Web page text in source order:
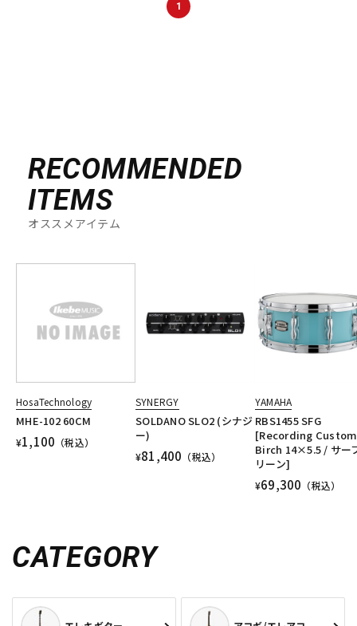
1
RECOMMENDED
ITEMS
オススメアイテム
HosaTechnology
MHE-102 60CM
¥1,100 （税込）
SYNERGY
SOLDANO SLO2 (シナジ
ー)
¥81,400 （税込）
YAMAHA
RBS1455 SFG
[Recording Custom
Birch 14×5.5 / サー
リーン]
¥69,300 （税込）
CATEGORY